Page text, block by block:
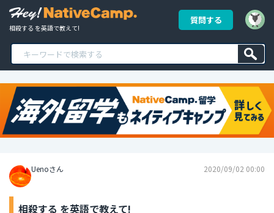
相殺する を英語で教えて!
質問する
Uenoさん 2020/09/02 00:00
相殺する を英語で教えて!